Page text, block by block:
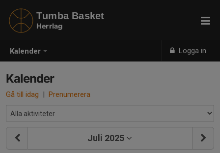
Kalender Logga in
Tumba Basket
Herrlag
Kalender
Gå till idag | Prenumerera
Juli 2025